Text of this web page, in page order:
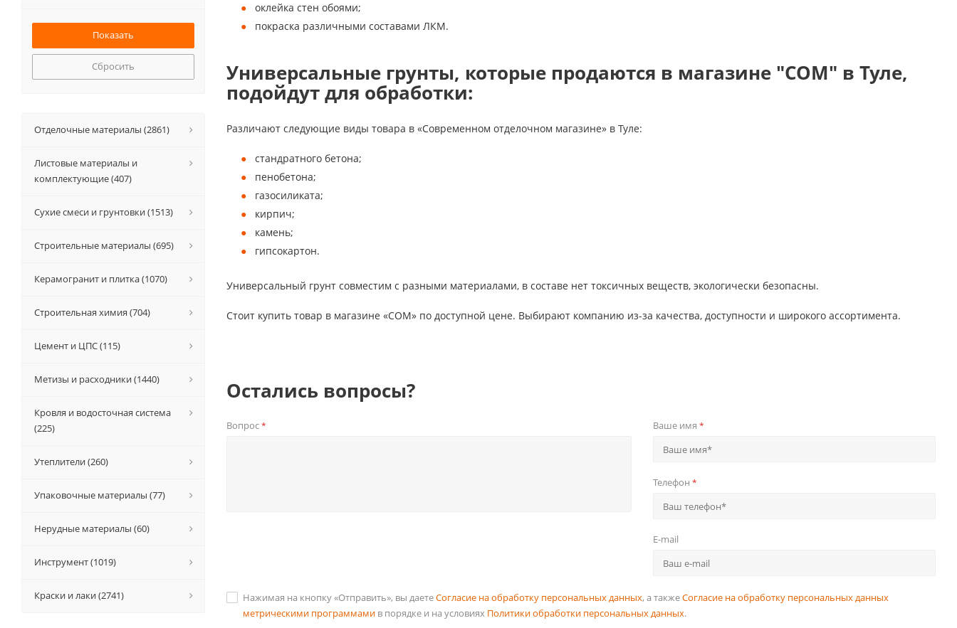
оклейка стен обоями;
покраска различными составами ЛКМ.
Универсальные грунты, которые продаются в магазине "СОМ" в Туле,
подойдут для обработки:
Различают следующие виды товара в «Современном отделочном магазине» в Туле:
стандратного бетона;
пенобетона;
газосиликата;
кирпич;
камень;
гипсокартон.
Универсальный грунт совместим с разными материалами, в составе нет токсичных веществ, экологически безопасны.
Стоит купить товар в магазине «СОМ» по доступной цене. Выбирают компанию из-за качества, доступности и широкого ассортимента.
Остались вопросы?
Вопрос* Ваше имя *
Телефон *
E-mail
Нажимая на кнопку «Отправить», вы даетеСогласие на обработку персональных данных, а такжеСогласие на обработку персональных данных
метрическими программами в порядке и на условиях Политики обработки персональных данных.
Сбросить
Отделочные материалы (2861)
Листовые материалы и
комплектующие (407)
Сухие смеси и грунтовки (1513)
Строительные материалы (695)
Керамогранит и плитка (1070)
Строительная химия (704)
Цемент и ЦПС (115)
Метизы и расходники (1440)
Кровля и водосточная система
(225)
Утеплители (260)
Упаковочные материалы (77)
Нерудные материалы (60)
Инструмент (1019)
Краски и лаки (2741)